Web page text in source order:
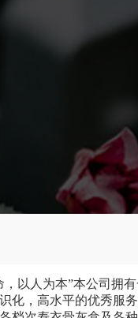
，以人为本”本公司拥
化，高水平的优秀服